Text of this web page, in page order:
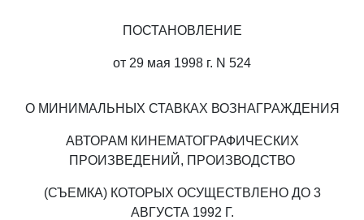
ПОСТАНОВЛЕНИЕ
от 29 мая 1998 г. N 524
О МИНИМАЛЬНЫХ СТАВКАХ ВОЗНАГРАЖДЕНИЯ
АВТОРАМ КИНЕМАТОГРАФИЧЕСКИХ
ПРОИЗВЕДЕНИЙ, ПРОИЗВОДСТВО
(СЪЕМКА) КОТОРЫХ ОСУЩЕСТВЛЕНО ДО 3
АВГУСТА 1992 Г.